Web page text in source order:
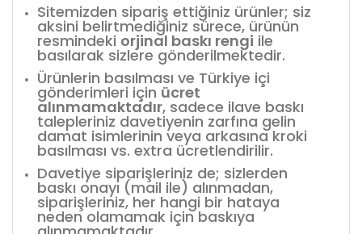
Sitemizden sipariş ettiğiniz ürünler; siz
aksini belirtmediğiniz sürece, ürünün
resmindeki orjinal baskı rengi ile
basılarak sizlere gönderilmektedir.
Ürünlerin basılması ve Türkiye içi
gönderimleri için ücret
alınmamaktadır, sadece ilave baskı
talepleriniz davetiyenin zarfına gelin
damat isimlerinin veya arkasına kroki
basılması vs. extra ücretlendirilir.
Davetiye siparişleriniz de; sizlerden
baskı onayı (mail ile) alınmadan,
siparişleriniz, her hangi bir hataya
neden olamamak için baskıya